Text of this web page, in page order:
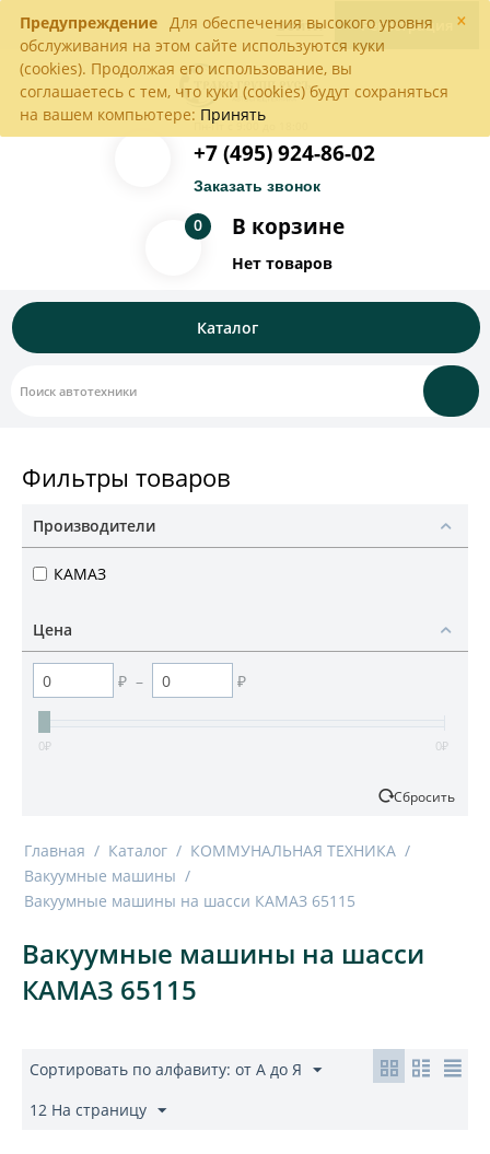
×
Предупреждение Для обеспечения высокого уровня
обслуживания на этом сайте используются куки
(cookies). Продолжая его использование, вы
соглашаетесь с тем, что куки (cookies) будут сохраняться
на вашем компьютере: Принять
Войти Регистрация
Пн-Пт с 9:00 до 18:00
+7 (495) 924-86-02
Заказать звонок
В корзине
0
Нет товаров
Каталог
Фильтры товаров
Производители
КАМАЗ
Цена
₽ – ₽
0₽ 0₽
Сбросить
Главная / Каталог / КОММУНАЛЬНАЯ ТЕХНИКА /
Вакуумные машины /
Вакуумные машины на шасси КАМАЗ 65115
Вакуумные машины на шасси
КАМАЗ 65115
Сортировать по алфавиту: от А до Я
12 На страницу